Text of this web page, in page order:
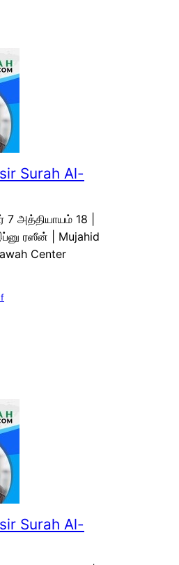
Surah Al-
அத்தியாயம் 18 |
ரஸீன் | Mujahid
Center
Surah Al-